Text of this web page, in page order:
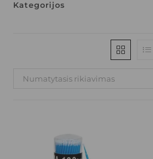
Kategorijos
Numatytasis rikiavimas